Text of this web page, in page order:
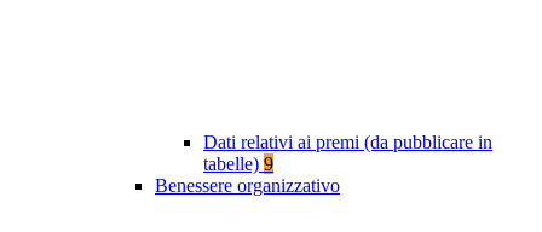
Dati relativi ai premi (da pubblicare in
tabelle) 9
Benessere organizzativo